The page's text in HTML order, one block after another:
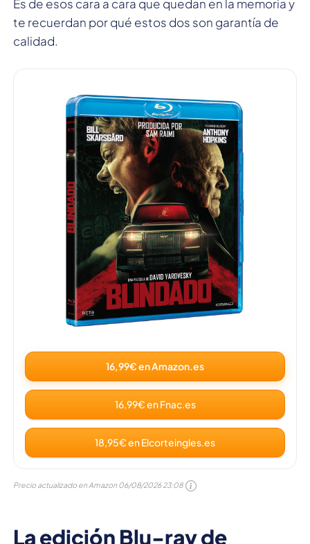
Es de esos cara a cara que quedan en la memoria y
te recuerdan por qué estos dos son garantía de
calidad.
16,99€ en Amazon.es
16,99€ en Fnac.es
18,95€ en Elcorteingles.es
Precio actualizado en Amazon 06/08/2026 23:08
La edición Blu-ray de